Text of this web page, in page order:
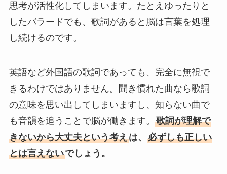
思考が活性化してしまいます。たとえゆったりと
したバラードでも、歌詞があると脳は言葉を処理
し続けるのです。
英語など外国語の歌詞であっても、完全に無視で
きるわけではありません。聞き慣れた曲なら歌詞
の意味を思い出してしまいますし、知らない曲で
も音韻を追うことで脳が働きます。 歌詞が理解で
きないから大丈夫という考えは、 必ずしも正しい
とは言えないでしょう。